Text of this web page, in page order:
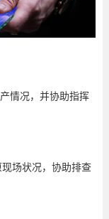
情况，并协助指挥
场状况，协助排查